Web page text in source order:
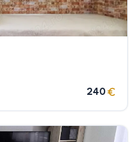
240